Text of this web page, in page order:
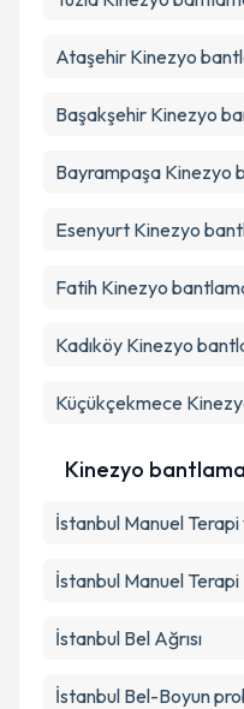
Ataşehir Kinezyo
Başakşehir Kinezyo
Bayrampaşa Kinezyo
Esenyurt Kinezyo
Fatih Kinezyo
Kadıköy Kinezyo
Küçükçekmece
Kinezyo
İstanbul Manuel
İstanbul Manuel Terapi
İstanbul Bel Ağrısı
İstanbul Bel-Boyun